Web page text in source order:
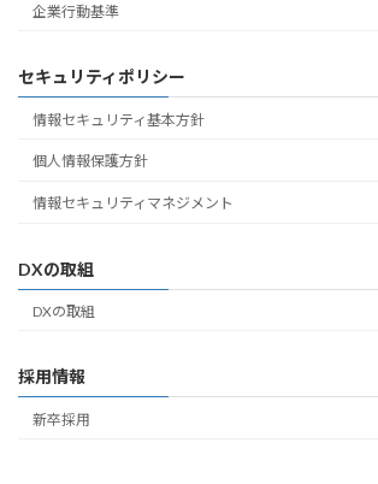
企業行動基準
セキュリティポリシー
情報セキュリティ基本方針
個人情報保護方針
情報セキュリティマネジメント
DXの取組
DXの取組
採用情報
新卒採用